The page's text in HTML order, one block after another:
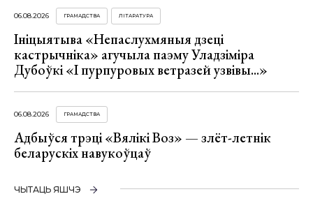
06.08.2026 ГРАМАДСТВА ЛІТАРАТУРА
Ініцыятыва «Непаслухмяныя дзеці
кастрычніка» агучыла паэму Уладзіміра
Дубоўкі «І пурпуровых ветразей узвівы...»
06.08.2026 ГРАМАДСТВА
Адбыўся трэці «Вялікі Воз» — злёт-летнік
беларускіх навукоўцаў
ЧЫТАЦЬ ЯШЧЭ